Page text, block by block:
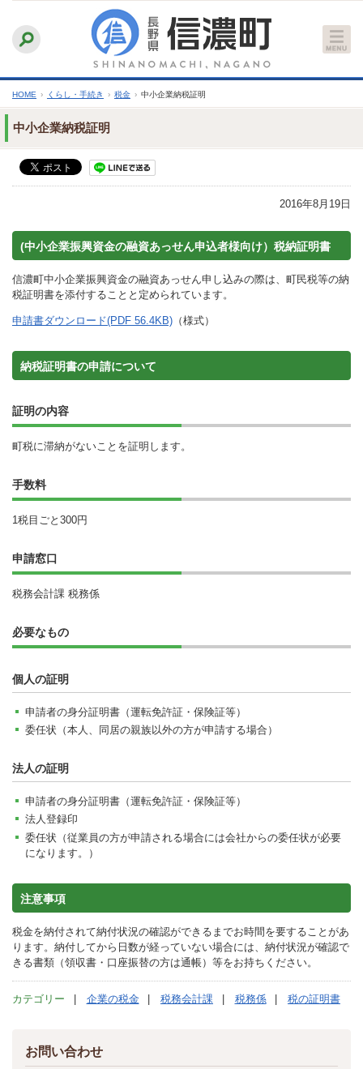
文
へ
ふりがなをつける
文字サイズ
縮小 標準 拡大
HOME › くらし・手続き › 税金 › 中小企業納税証明
中小企業納税証明
2016年8月19日
(中小企業振興資金の融資あっせん申込者様向け）税納証明書
信濃町中小企業振興資金の融資あっせん申し込みの際は、町民税等の納
税証明書を添付することと定められています。
申請書ダウンロード(PDF 56.4KB) （様式）
納税証明書の申請について
証明の内容
町税に滞納がないことを証明します。
手数料
1税目ごと300円
申請窓口
税務会計課 税務係
必要なもの
個人の証明
申請者の身分証明書（運転免許証・保険証等）
委任状（本人、同居の親族以外の方が申請する場合）
法人の証明
申請者の身分証明書（運転免許証・保険証等）
法人登録印
委任状（従業員の方が申請される場合には会社からの委任状が必要
になります。）
注意事項
税金を納付されて納付状況の確認ができるまでお時間を要することがあ
ります。納付してから日数が経っていない場合には、納付状況が確認で
きる書類（領収書・口座振替の方は通帳）等をお持ちください。
カテゴリー 企業の税金 税務会計課 税務係 税の証明書
お問い合わせ